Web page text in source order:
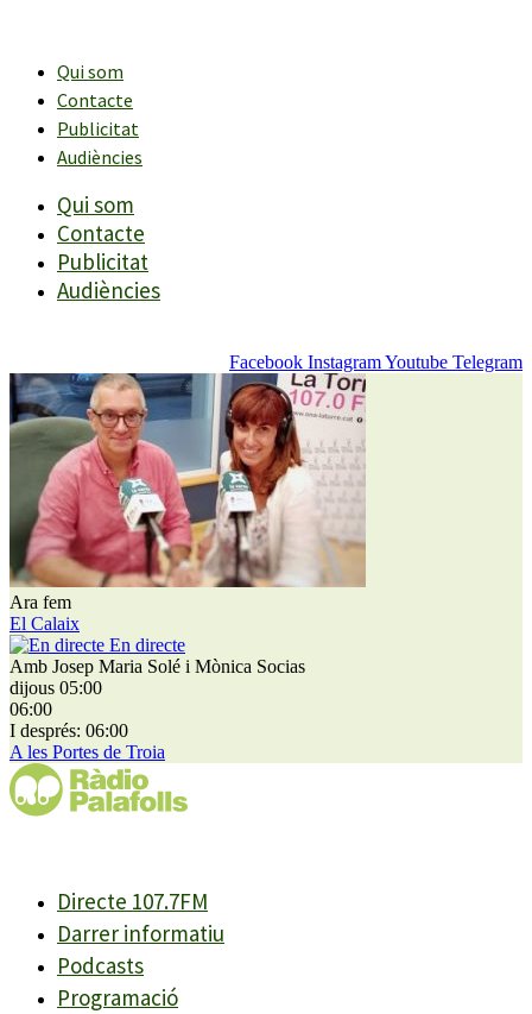
contingutQui som
Contacte
Publicitat
Audiències
Qui som
Contacte
Publicitat
Audiències
Facebook InstagramYoutube Telegram
Ara fem
El Calaix
En directe
Amb Josep Maria Solé i Mònica Socias
dijous 05:00
06:00
I després: 06:00
A les Portes de Troia
Directe 107.7FM
Darrer informatiu
Podcasts
Programació